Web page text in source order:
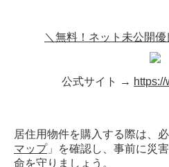
＼無料！ネット未公開
公式サイト →
居住用物件を購入する際は、
マップ」を確認し、事前に災
命を守りましょう。